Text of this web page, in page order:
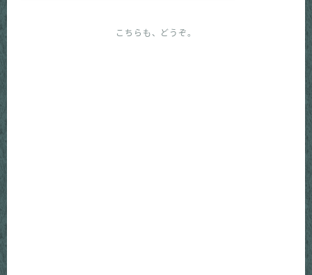
こちらも、どうぞ。